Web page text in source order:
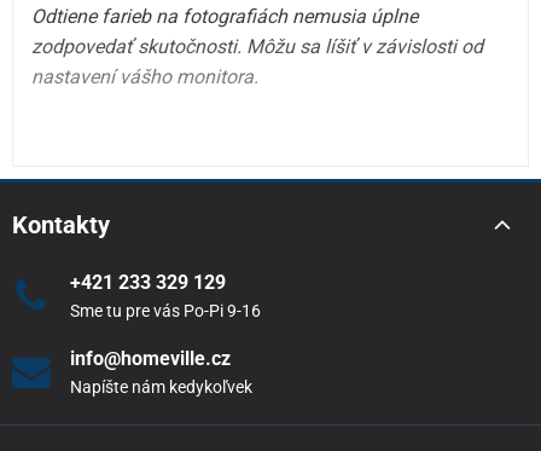
Odtiene farieb na fotografiách nemusia úplne
zodpovedať skutočnosti. Môžu sa líšiť v závislosti od
nastavení vášho monitora.
Kontakty
+421 233 329 129
Sme tu pre vás Po-Pi 9-16
info@homeville.cz
Napíšte nám kedykoľvek